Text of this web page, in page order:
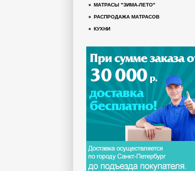
МАТРАСЫ "ЗИМА-ЛЕТО"
РАСПРОДАЖА МАТРАСОВ
КУХНИ